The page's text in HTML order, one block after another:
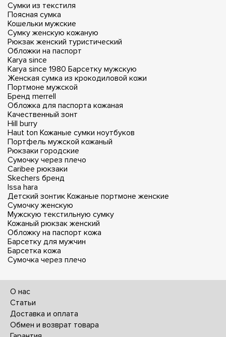
Сумки из текстиля
Поясная сумка
Кошельки мужские
Сумку женскую кожаную
Рюкзак женский туристический
Обложки на паспорт
Karya since
Karya since 1980 Барсетку мужскую
Женская сумка из крокодиловой кожи
Портмоне мужской
Бренд merrell
Обложка для паспорта кожаная
Качественный зонт
Hill burry
Haut ton Кожаные сумки ноутбуков
Портфель мужской кожаный
Рюкзаки городские
Сумочку через плечо
Caribee рюкзаки
Skechers бренд
Issa hara
Детский зонтик Кожаные портмоне женские
Сумочку женскую
Мужскую текстильную сумку
Кожаный рюкзак женский
Обложку на паспорт кожа
Барсетку для мужчин
Барсетка кожа
Сумочка через плечо
О нас
Статьи
Доставка и оплата
Обмен и возврат товара